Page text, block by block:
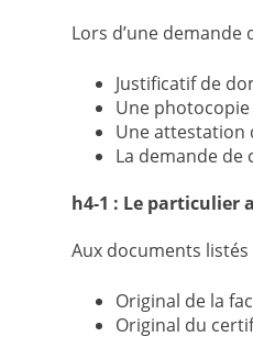
Lors d’une
Justificatif de
Une
Une attestation
La demande de
h4-1 : Le particulier
Aux documents
Original de la
Original du